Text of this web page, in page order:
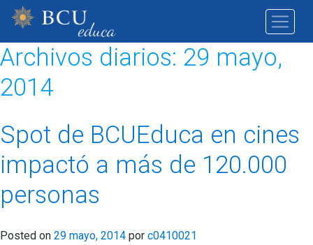
Archivos diarios: 29 mayo,
2014
Spot de BCUEduca en cines
impactó a más de 120.000
personas
Posted on 29 mayo, 2014 por c0410021